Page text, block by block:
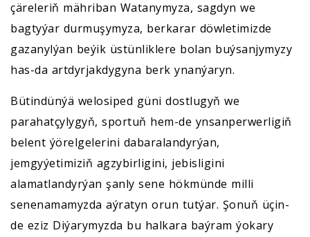
çäreleriň mähriban Watanymyza, sagdyn we
bagtyýar durmuşymyza, berkarar döwletimizde
gazanylýan beýik üstünliklere bolan buýsanjymyzy
has-da artdyrjakdygyna berk ynanýaryn.
Bütindünýä welosiped güni dostlugyň we
parahatçylygyň, sportuň hem-de ynsanperwerligiň
belent ýörelgelerini dabaralandyrýan,
jemgyýetimiziň agzybirligini, jebisligini
alamatlandyrýan şanly sene hökmünde milli
senenamamyzda aýratyn orun tutýar. Şonuň üçin-
de eziz Diýarymyzda bu halkara baýram ýokary